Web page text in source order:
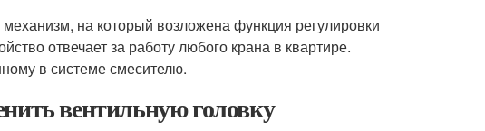
на который возложена функция регулировки
отвечает за работу любого крана в квартире.
в системе смесителю.
вентильную головку